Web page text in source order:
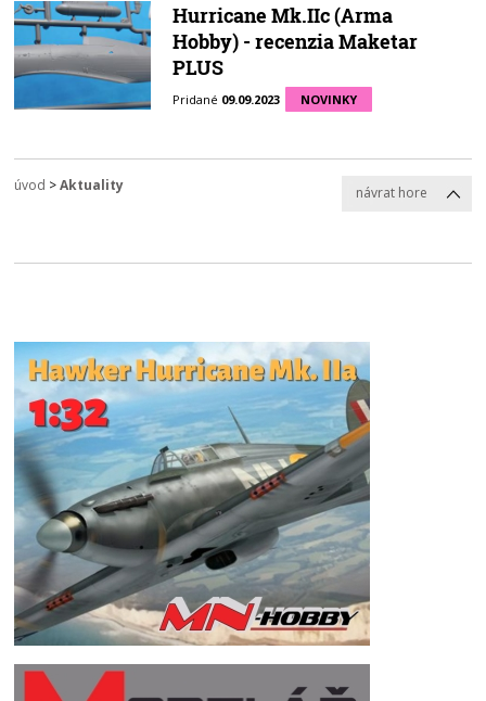
Hurricane Mk.IIc (Arma
Hobby) - recenzia Maketar
PLUS
Pridané 09.09.2023 NOVINKY
úvod >Aktuality návrat hore